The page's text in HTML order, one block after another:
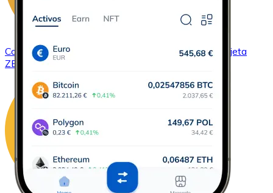
ComprarZCash con transferencia bancariacon tarjeta
ZEC